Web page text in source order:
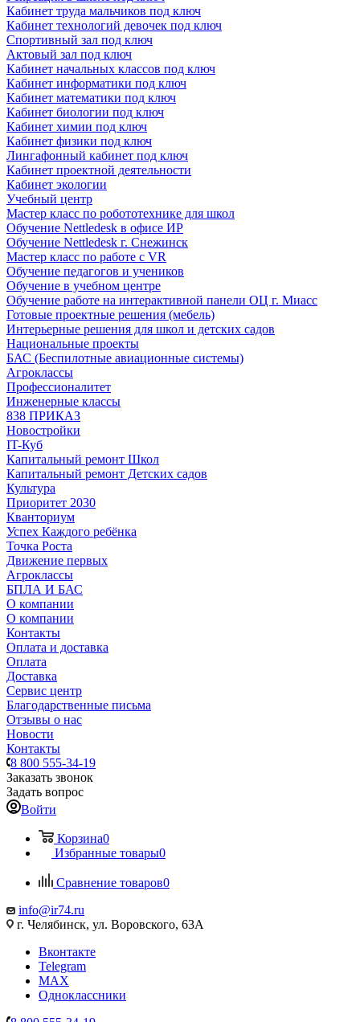
Кабинет труда мальчиков под ключ
Кабинет технологий девочек под ключ
Спортивный зал под ключ
Актовый зал под ключ
Кабинет начальных классов под ключ
Кабинет информатики под ключ
Кабинет математики под ключ
Кабинет биологии под ключ
Кабинет химии под ключ
Кабинет физики под ключ
Лингафонный кабинет под ключ
Кабинет проектной деятельности
Кабинет экологии
Учебный центр
Мастер класс по робототехнике для школ
Обучение Nettledesk в офисе ИР
Обучение Nettledesk г. Снежинск
Мастер класс по работе с VR
Обучение педагогов и учеников
Обучение в учебном центре
Обучение работе на интерактивной панели ОЦ г. Миасс
Готовые проектные решения (мебель)
Интерьерные решения для школ и детских садов
Национальные проекты
БАС (Беспилотные авиационные системы)
Агроклассы
Профессионалитет
Инженерные классы
838 ПРИКАЗ
Новостройки
IT-Куб
Капитальный ремонт Школ
Капитальный ремонт Детских садов
Культура
Приоритет 2030
Кванториум
Успех Каждого ребёнка
Точка Роста
Движение первых
Агроклассы
БПЛА И БАС
О компании
О компании
Контакты
Оплата и доставка
Оплата
Доставка
Сервис центр
Благодарственные письма
Отзывы о нас
Новости
Контакты
8 800 555-34-19
Заказать звонок
Задать вопрос
Войти
Корзина0
Избранные товары0
Сравнение товаров0
info@ir74.ru
г. Челябинск, ул. Воровского, 63А
Вконтакте
Telegram
MAX
Одноклассники